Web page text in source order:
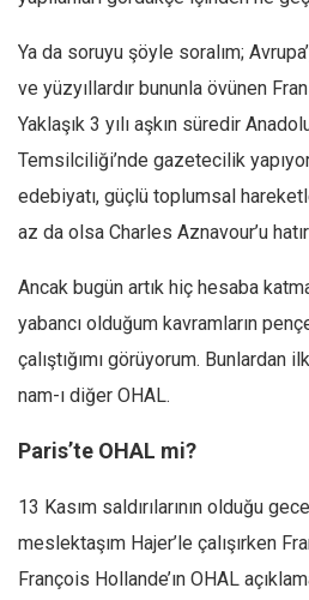
Leyla Şerif Emin
Selçuk Türkyılmaz
Mehmet Ali Tekin
Abir E. Nahas
Amina S. Jenenkovic
Bağdagül Öz
» Yazar arşivi
Bu Sayı
Tüm Sayılar
Kültür Sanat
Kitap
Karisi kitap sualleri
7 soruda bu hafta
Ya da soruyu şöyle soralım;
ve yüzyıllardır bununla övünen
Yaklaşık 3 yılı aşkın süredir
Temsilciliği’nde gazetecilik
edebiyatı, güçlü toplumsal
az da olsa Charles Aznavour’u
Ancak bugün artık hiç hesaba
yabancı olduğum kavramların
çalıştığımı görüyorum. Bunlardan
nam-ı diğer OHAL.
Paris’te OHAL mi?
13 Kasım saldırılarının olduğu
meslektaşım Hajer’le çalışırken
François Hollande’ın OHAL